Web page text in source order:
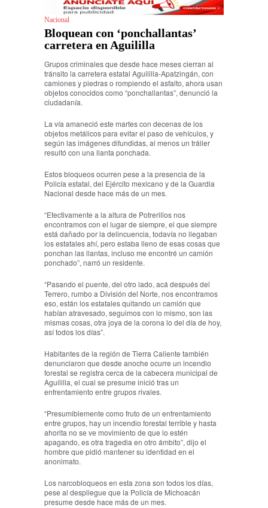
Nacional
Bloquean con ‘ponchallantas’
carretera en Aguililla
Grupos criminales que desde hace meses cierran al
tránsito la carretera estatal Aguililla-Apatzingán, con
camiones y piedras o rompiendo el asfalto, ahora usan
objetos conocidos como “ponchallantas”, denunció la
ciudadanía.
La vía amaneció este martes con decenas de los
objetos metálicos para evitar el paso de vehículos, y
según las imágenes difundidas, al menos un tráiler
resultó con una llanta ponchada.
Estos bloqueos ocurren pese a la presencia de la
Policía estatal, del Ejército mexicano y de la Guardia
Nacional desde hace más de un mes.
“Efectivamente a la altura de Potrerillos nos
encontramos con el lugar de siempre, el que siempre
está dañado por la delincuencia, todavía no llegaban
los estatales ahí, pero estaba lleno de esas cosas que
ponchan las llantas, incluso me encontré un camión
ponchado”, narró un residente.
“Pasando el puente, del otro lado, acá después del
Terrero, rumbo a División del Norte, nos encontramos
eso, están los estatales quitando un camión que
habían atravesado, seguimos con lo mismo, son las
mismas cosas, otra joya de la corona lo del día de hoy,
así todos los días”.
Habitantes de la región de Tierra Caliente también
denunciaron que desde anoche ocurre un incendio
forestal se registra cerca de la cabecera municipal de
Aguililla, el cual se presume inició tras un
enfrentamiento entre grupos rivales.
“Presumiblemente como fruto de un enfrentamiento
entre grupos, hay un incendio forestal terrible y hasta
ahorita no se ve movimiento de que lo estén
apagando, es otra tragedia en otro ámbito”, dijo el
hombre que pidió mantener su identidad en el
anonimato.
Los narcobloqueos en esta zona son todos los días,
pese al despliegue que la Policía de Michoacán
presume desde hace más de un mes.